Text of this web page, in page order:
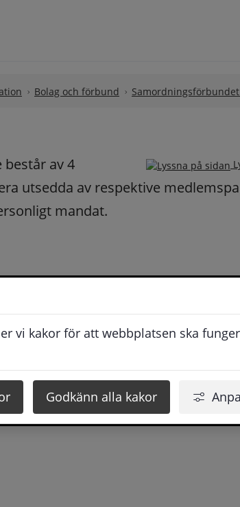
vi kakor för att webbplatsen ska
Godkänn alla kakor
Bolag och förbund
av 4
utsedda av respektive
mandat.